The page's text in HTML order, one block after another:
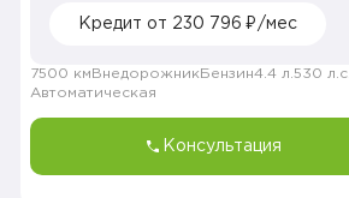
Кредит от 230 796 ₽/мес
7500 км Внедорожник Бензин4.4 л. 530 л.с.
Автоматическая
Консультация